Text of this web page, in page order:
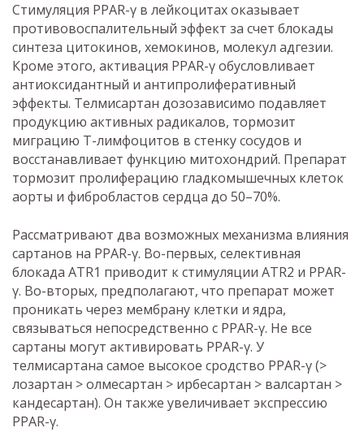
Стимуляция PPAR-γ в лейкоцитах оказывает
противовоспалительный эффект за счет блокады
синтеза цитокинов, хемокинов, молекул адгезии.
Кроме этого, активация PPAR-γ обусловливает
антиоксидантный и антипролиферативный
эффекты. Телмисартан дозозависимо подавляет
продукцию активных радикалов, тормозит
миграцию Т-лимфоцитов в стенку сосудов и
восстанавливает функцию митохондрий. Препарат
тормозит пролиферацию гладкомышечных клеток
аорты и фибробластов сердца до 50–70%.
Рассматривают два возможных механизма влияния
сартанов на PPAR-γ. Во-первых, селективная
блокада АТR1 приводит к стимуляции АТR2 и PPAR-
γ. Во-вторых, предполагают, что препарат может
проникать через мембрану клетки и ядра,
связываться непосредственно с PPAR-γ. Не все
сартаны могут активировать PPAR-γ. У
телмисартана самое высокое сродство PPAR-γ (>
лозартан > олмесартан > ирбесартан > валсартан >
кандесартан). Он также увеличивает экспрессию
PPAR-γ.